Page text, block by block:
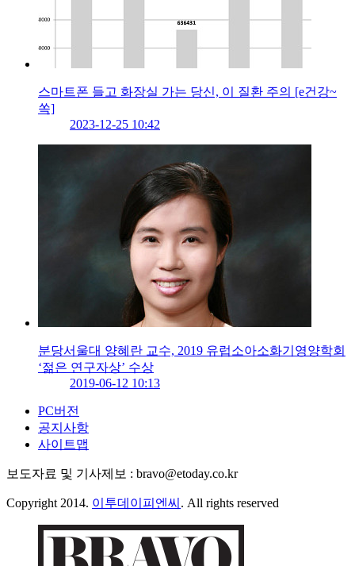
스마트폰 들고 화장실 가는 당신, 이 질환 주의 [e건강~
쏙]
2023-12-25 10:42
분당서울대 양혜란 교수, 2019 유럽소아소화기영양학회
‘젊은 연구자상’ 수상
2019-06-12 10:13
PC버전
공지사항
사이트맵
보도자료 및 기사제보 : bravo@etoday.co.kr
Copyright 2014. 이투데이피엔씨 . All rights reserved